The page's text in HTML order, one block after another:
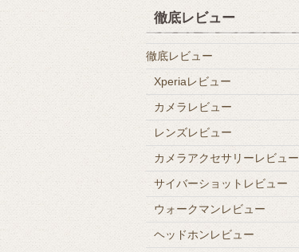
徹底レビュー
徹底レビュー
Xperiaレビュー
カメラレビュー
レンズレビュー
カメラアクセサリーレビュー
サイバーショットレビュー
ウォークマンレビュー
ヘッドホンレビュー